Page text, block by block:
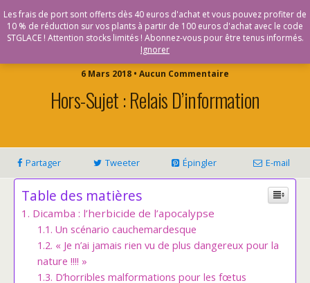
Vente en ligne de plants bio & Demeter - Bioling
6 Mars 2018 • Aucun Commentaire
Hors-Sujet : Relais D’information
Partager Tweeter Épingler E-mail
Table des matières
Dicamba : l’herbicide de l’apocalypse
Un scénario cauchemardesque
« Je n’ai jamais rien vu de plus dangereux pour la
nature !!!! »
D’horribles malformations pour les fœtus
Les frais de port sont offerts dès 40 euros d'achat et vous pouvez profiter de
10 % de réduction sur vos plants à partir de 100 euros d'achat avec le code
STGLACE ! Attention stocks limités ! Abonnez-vous pour être tenus informés.
Ignorer